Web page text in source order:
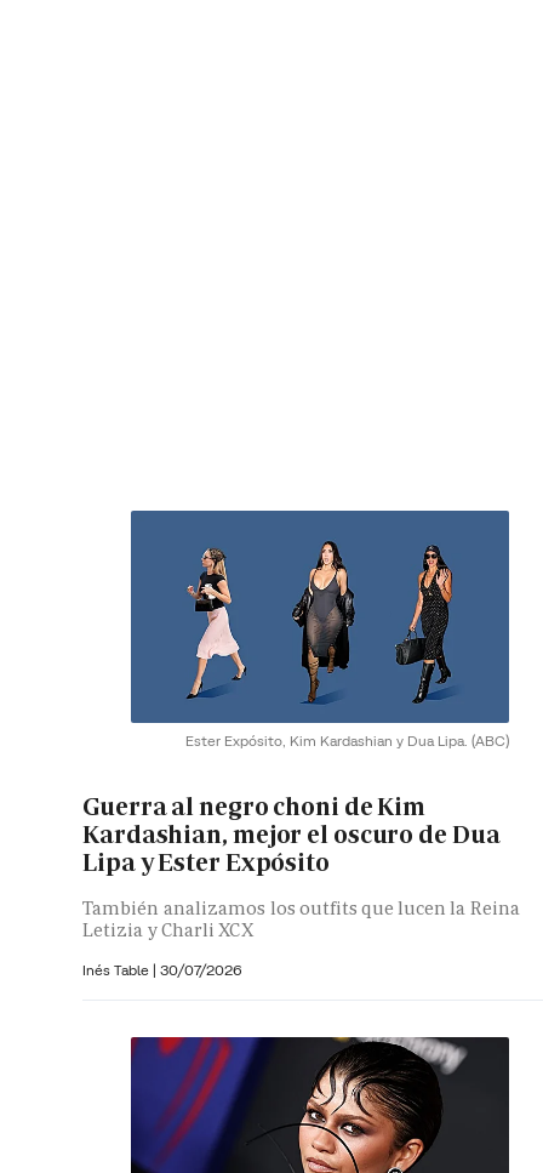
Ester Expósito, Kim Kardashian y Dua Lipa. (ABC)
Guerra al negro choni de Kim
Kardashian, mejor el oscuro de Dua
Lipa y Ester Expósito
También analizamos los outfits que lucen la Reina
Letizia y Charli XCX
Inés Table | 30/07/2026